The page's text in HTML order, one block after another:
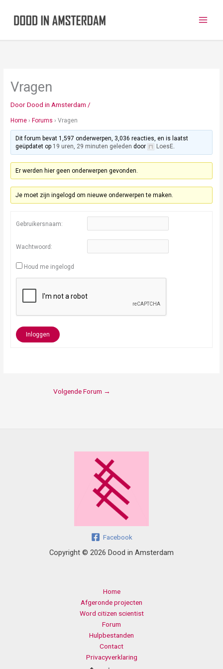
Vragen
DoorDood in Amsterdam /
Home › Forums › Vragen
Dit forum bevat 1,597 onderwerpen, 3,036 reacties, en is laatst
geüpdatet op 19 uren, 29 minuten geleden door LoesE.
Er werden hier geen onderwerpen gevonden.
Je moet zijn ingelogd om nieuwe onderwerpen te maken.
Gebruikersnaam:
Wachtwoord:
Houd me ingelogd
Inloggen
Volgende Forum →
Facebook
Copyright © 2026 Dood in Amsterdam
Home
Afgeronde projecten
Word citizen scientist
Forum
Hulpbestanden
Contact
Privacyverklaring